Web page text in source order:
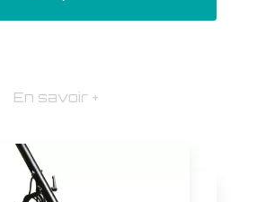
En savoir +